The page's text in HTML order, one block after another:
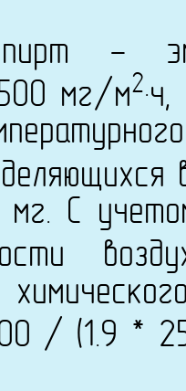
-
мг/м2
мг. С
/ (1.9 *